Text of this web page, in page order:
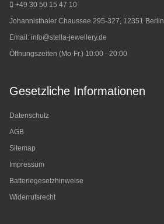
+49 30 50 15 47 10
Johannisthaler Chaussee 295-327, 12351 Berlin
Email: info@stella-jewellery.de
Öffnungszeiten (Mo-Fr.) 10:00 - 20:00
Gesetzliche Informationen
Datenschutz
AGB
Sitemap
Impressum
Batteriegesetzhinweise
Widerrufsrecht